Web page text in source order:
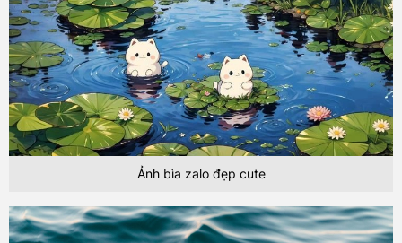
Ảnh bìa zalo đẹp cute